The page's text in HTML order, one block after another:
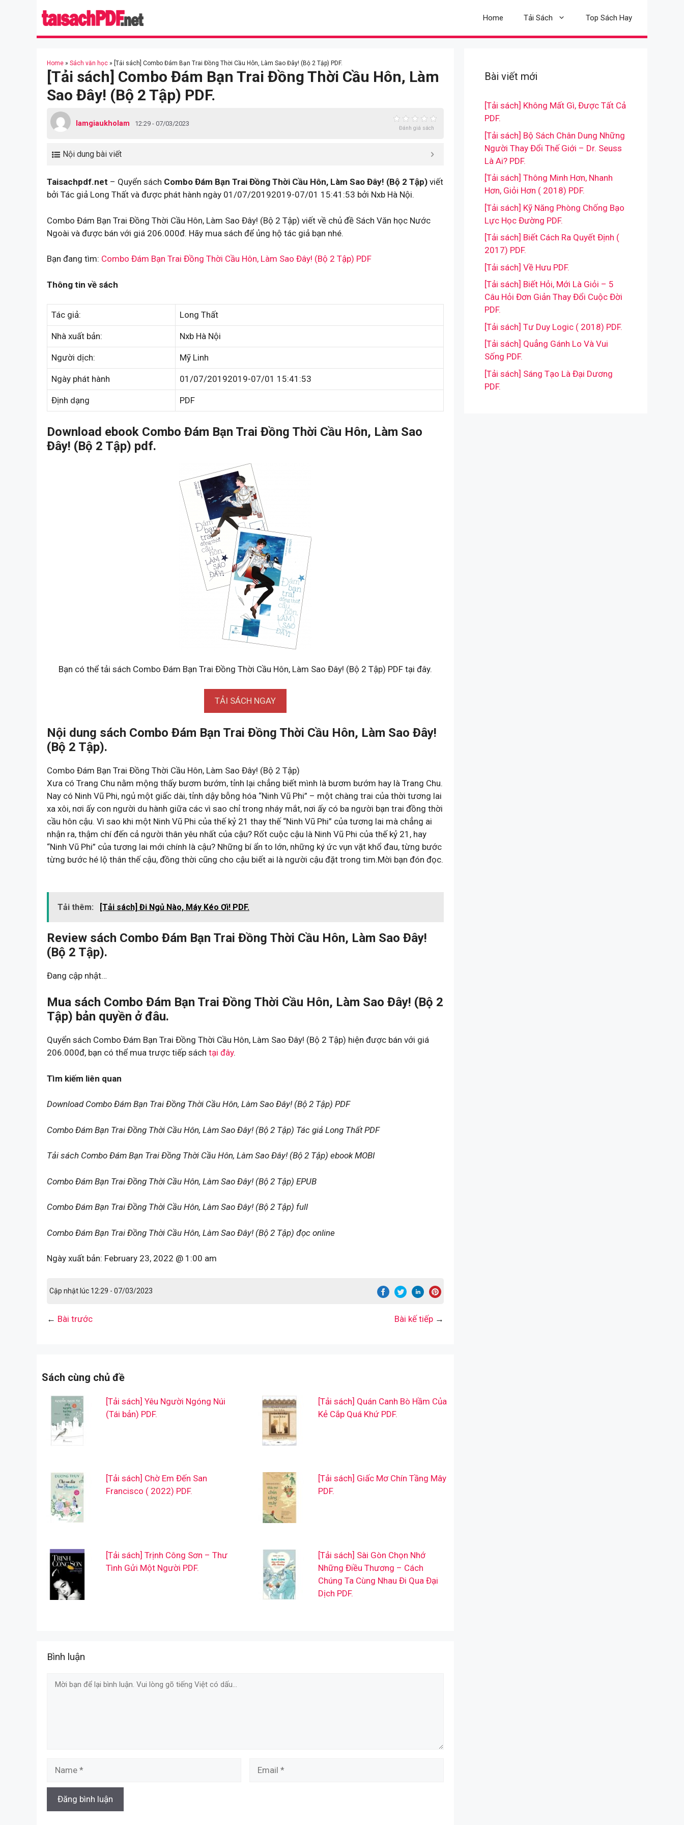
Home Tải Sách Top Sách Hay
Home » Sách văn học » [Tải sách] Combo Đám Bạn Trai Đồng Thời Cầu Hôn, Làm Sao Đây! (Bộ 2 Tập) PDF.
[Tải sách] Combo Đám Bạn Trai Đồng Thời Cầu Hôn, Làm
Sao Đây! (Bộ 2 Tập) PDF.
lamgiaukholam 12:29 - 07/03/2023
Đánh giá sách
Nội dung bài viết
Taisachpdf.net – Quyển sách Combo Đám Bạn Trai Đồng Thời Cầu Hôn, Làm Sao Đây! (Bộ 2 Tập) viết
bởi Tác giả Long Thất và được phát hành ngày 01/07/20192019-07/01 15:41:53 bởi Nxb Hà Nội.
Combo Đám Bạn Trai Đồng Thời Cầu Hôn, Làm Sao Đây! (Bộ 2 Tập) viết về chủ đề Sách Văn học Nước
Ngoài và được bán với giá 206.000đ. Hãy mua sách để ủng hộ tác giả bạn nhé.
Bạn đang tìm: Combo Đám Bạn Trai Đồng Thời Cầu Hôn, Làm Sao Đây! (Bộ 2 Tập) PDF
Thông tin về sách
Tác giả: Long Thất
Nhà xuất bản: Nxb Hà Nội
Người dịch: Mỹ Linh
Ngày phát hành 01/07/20192019-07/01 15:41:53
Định dạng PDF
Download ebook Combo Đám Bạn Trai Đồng Thời Cầu Hôn, Làm Sao
Đây! (Bộ 2 Tập) pdf.
Bạn có thể tải sách Combo Đám Bạn Trai Đồng Thời Cầu Hôn, Làm Sao Đây! (Bộ 2 Tập) PDF tại đây.
TẢI SÁCH NGAY
Nội dung sách Combo Đám Bạn Trai Đồng Thời Cầu Hôn, Làm Sao Đây!
(Bộ 2 Tập).
Combo Đám Bạn Trai Đồng Thời Cầu Hôn, Làm Sao Đây! (Bộ 2 Tập)
Xưa có Trang Chu nằm mộng thấy bươm bướm, tỉnh lại chẳng biết mình là bươm bướm hay là Trang Chu.
Nay có Ninh Vũ Phi, ngủ một giấc dài, tỉnh dậy bỗng hóa “Ninh Vũ Phi” – một chàng trai của thời tương lai
xa xôi, nơi ấy con người du hành giữa các vì sao chỉ trong nháy mắt, nơi ấy có ba người bạn trai đồng thời
cầu hôn cậu. Vì sao khi một Ninh Vũ Phi của thế kỷ 21 thay thế “Ninh Vũ Phi” của tương lai mà chẳng ai
nhận ra, thậm chí đến cả người thân yêu nhất của cậu? Rốt cuộc cậu là Ninh Vũ Phi của thế kỷ 21, hay
“Ninh Vũ Phi” của tương lai mới chính là cậu? Những bí ẩn to lớn, những ký ức vụn vặt khổ đau, từng bước
từng bước hé lộ thân thế cậu, đồng thời cũng cho cậu biết ai là người cậu đặt trong tim.Mời bạn đón đọc.
Tải thêm: [Tải sách] Đi Ngủ Nào, Máy Kéo Ơi! PDF.
Review sách Combo Đám Bạn Trai Đồng Thời Cầu Hôn, Làm Sao Đây!
(Bộ 2 Tập).
Đang cập nhật…
Mua sách Combo Đám Bạn Trai Đồng Thời Cầu Hôn, Làm Sao Đây! (Bộ 2
Tập) bản quyền ở đâu.
Quyển sách Combo Đám Bạn Trai Đồng Thời Cầu Hôn, Làm Sao Đây! (Bộ 2 Tập) hiện được bán với giá
206.000đ, bạn có thể mua trược tiếp sách tại đây.
Tìm kiếm liên quan
Download Combo Đám Bạn Trai Đồng Thời Cầu Hôn, Làm Sao Đây! (Bộ 2 Tập) PDF
Combo Đám Bạn Trai Đồng Thời Cầu Hôn, Làm Sao Đây! (Bộ 2 Tập) Tác giả Long Thất PDF
Tải sách Combo Đám Bạn Trai Đồng Thời Cầu Hôn, Làm Sao Đây! (Bộ 2 Tập) ebook MOBI
Combo Đám Bạn Trai Đồng Thời Cầu Hôn, Làm Sao Đây! (Bộ 2 Tập) EPUB
Combo Đám Bạn Trai Đồng Thời Cầu Hôn, Làm Sao Đây! (Bộ 2 Tập) full
Combo Đám Bạn Trai Đồng Thời Cầu Hôn, Làm Sao Đây! (Bộ 2 Tập) đọc online
Ngày xuất bản: February 23, 2022 @ 1:00 am
Cập nhật lúc 12:29 - 07/03/2023
← Bài trước Bài kế tiếp →
Sách cùng chủ đề
[Tải sách] Yêu Người Ngóng Núi
(Tái bản) PDF.
[Tải sách] Quán Canh Bò Hầm Của
Kẻ Cắp Quá Khứ PDF.
[Tải sách] Chờ Em Đến San
Francisco ( 2022) PDF.
[Tải sách] Giấc Mơ Chín Tầng Mây
PDF.
[Tải sách] Trịnh Công Sơn – Thư
Tình Gửi Một Người PDF.
[Tải sách] Sài Gòn Chọn Nhớ
Những Điều Thương – Cách
Chúng Ta Cùng Nhau Đi Qua Đại
Dịch PDF.
Bình luận
Comment
Bài viết mới
[Tải sách] Không Mất Gì, Được Tất Cả
PDF.
[Tải sách] Bộ Sách Chân Dung Những
Người Thay Đổi Thế Giới – Dr. Seuss
Là Ai? PDF.
[Tải sách] Thông Minh Hơn, Nhanh
Hơn, Giỏi Hơn ( 2018) PDF.
[Tải sách] Kỹ Năng Phòng Chống Bạo
Lực Học Đường PDF.
[Tải sách] Biết Cách Ra Quyết Định (
2017) PDF.
[Tải sách] Về Hưu PDF.
[Tải sách] Biết Hỏi, Mới Là Giỏi – 5
Câu Hỏi Đơn Giản Thay Đổi Cuộc Đời
PDF.
[Tải sách] Tư Duy Logic ( 2018) PDF.
[Tải sách] Quẳng Gánh Lo Và Vui
Sống PDF.
[Tải sách] Sáng Tạo Là Đại Dương
PDF.